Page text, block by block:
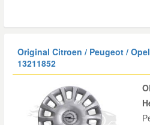
Original Citroen / Peugeot /
13211852